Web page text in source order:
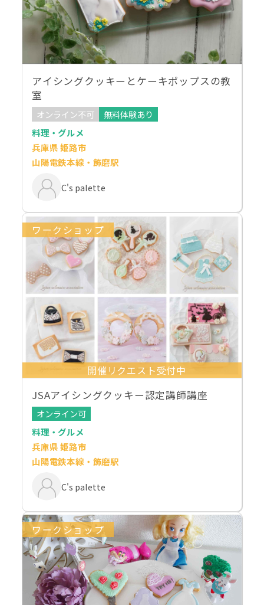
アイシングクッキーとケーキポップスの教
室
オンライン不可
無料体験あり
料理・グルメ
兵庫県 姫路市
山陽電鉄本線・飾磨駅
C's palette
ワークショップ
開催リクエスト受付中
JSAアイシングクッキー認定講師講座
オンライン可
料理・グルメ
兵庫県 姫路市
山陽電鉄本線・飾磨駅
C's palette
ワークショップ